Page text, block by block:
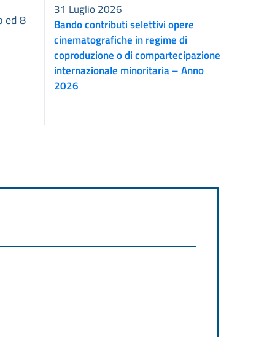
ed 8
Bando contributi selettivi opere
cinematografiche in regime di
coproduzione o di compartecipazione
internazionale minoritaria – Anno
2026
31 Luglio 2026